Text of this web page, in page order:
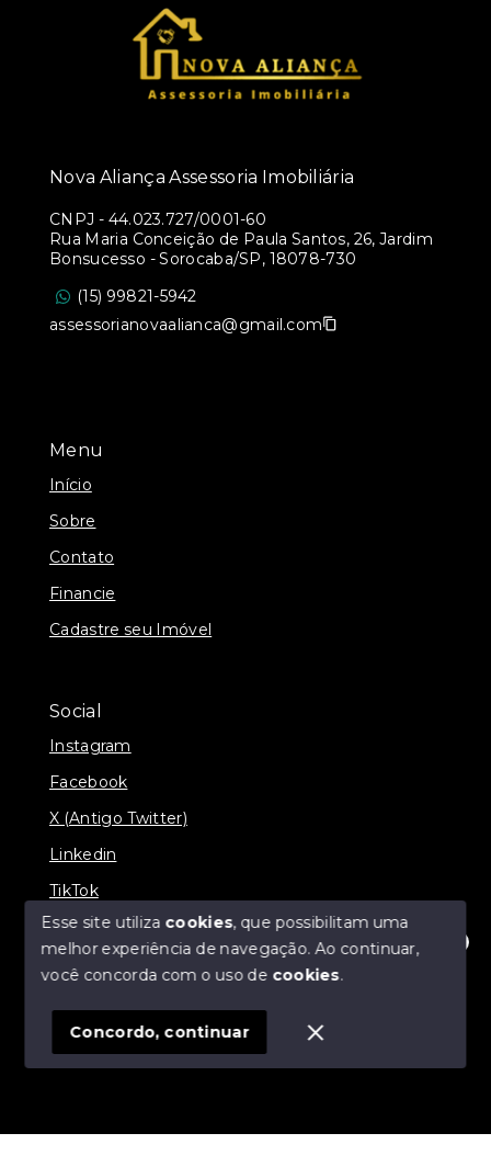
Olá! Estamos disponíveis para te ajudar.
Menu
Início
Sobre
Contato
Financie
Cadastre seu Imóvel
Social
Instagram
Facebook
X (Antigo Twitter)
Linkedin
TikTok
© Copyright 2026 - Nova Aliança Assessoria Imobiliária
SITE PARA IMOBILIARIA
Nova Aliança Assessoria Imobiliária
CNPJ - 44.023.727/0001-60
Rua Maria Conceição de Paula Santos, 26, Jardim
Bonsucesso - Sorocaba/SP, 18078-730
(15) 99821-5942
assessorianovaalianca@gmail.com
Esse site utiliza cookies, que possibilitam uma
melhor experiência de navegação.Ao continuar,
você concorda com o uso de cookies.
Concordo, continuar